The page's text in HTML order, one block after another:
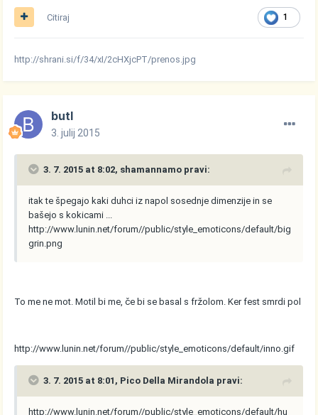
1
Citiraj
http://shrani.si/f/34/xI/2cHXjcPT/prenos.jpg
butl
3. julij 2015
3. 7. 2015 at 8:02, shamannamo pravi:
itak te špegajo kaki duhci iz napol sosednje dimenzije in se
bašejo s kokicami ...
http://www.lunin.net/forum//public/style_emoticons/default/big
grin.png
To me ne mot. Motil bi me, če bi se basal s fržolom. Ker fest smrdi pol
http://www.lunin.net/forum//public/style_emoticons/default/inno.gif
3. 7. 2015 at 8:01, Pico Della Mirandola pravi:
http://www.lunin.net/forum//public/style_emoticons/default/hu